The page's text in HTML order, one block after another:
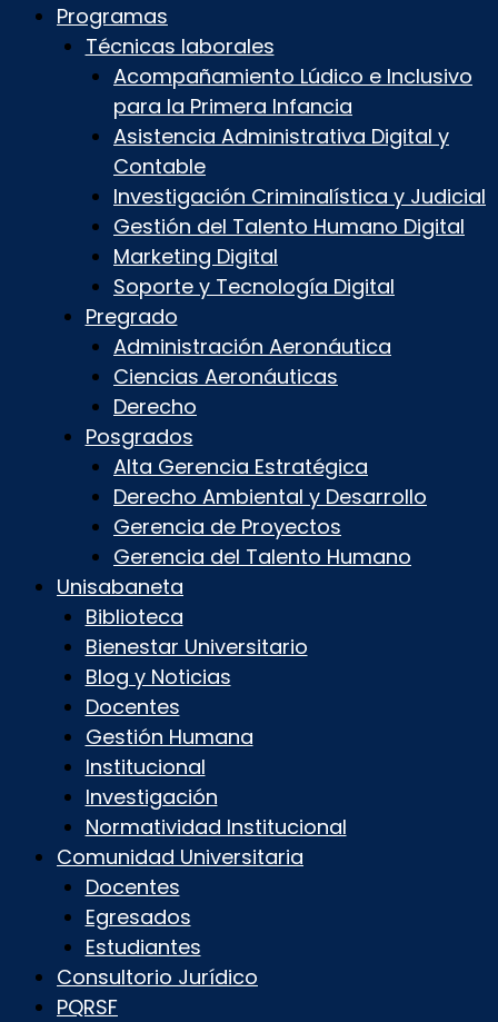
Programas
Técnicas laborales
Acompañamiento Lúdico e Inclusivo
para la Primera Infancia
Asistencia Administrativa Digital y
Contable
Investigación Criminalística y Judicial
Gestión del Talento Humano Digital
Marketing Digital
Soporte y Tecnología Digital
Pregrado
Administración Aeronáutica
Ciencias Aeronáuticas
Derecho
Posgrados
Alta Gerencia Estratégica
Derecho Ambiental y Desarrollo
Gerencia de Proyectos
Gerencia del Talento Humano
Unisabaneta
Biblioteca
Bienestar Universitario
Blog y Noticias
Docentes
Gestión Humana
Institucional
Investigación
Normatividad Institucional
Comunidad Universitaria
Docentes
Egresados
Estudiantes
Consultorio Jurídico
PQRSF